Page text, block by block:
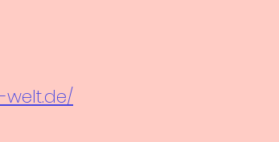
welt.de/